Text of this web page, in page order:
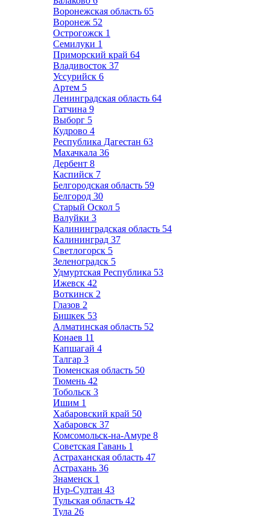
Воронежская область 65
Воронеж 52
Острогожск 1
Семилуки 1
Приморский край 64
Владивосток 37
Уссурийск 6
Артем 5
Ленинградская область 64
Гатчина 9
Выборг 5
Кудрово 4
Республика Дагестан 63
Махачкала 36
Дербент 8
Каспийск 7
Белгородская область 59
Белгород 30
Старый Оскол 5
Валуйки 3
Калининградская область 54
Калининград 37
Светлогорск 5
Зеленоградск 5
Удмуртская Республика 53
Ижевск 42
Воткинск 2
Глазов 2
Бишкек 53
Алматинская область 52
Конаев 11
Капшагай 4
Талгар 3
Тюменская область 50
Тюмень 42
Тобольск 3
Ишим 1
Хабаровский край 50
Хабаровск 37
Комсомольск-на-Амуре 8
Советская Гавань 1
Астраханская область 47
Астрахань 36
Знаменск 1
Нур-Султан 43
Тульская область 42
Тула 26